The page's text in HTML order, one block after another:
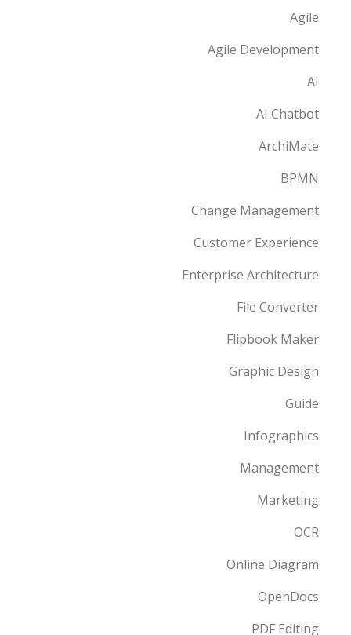
Agile
Agile Development
AI
AI Chatbot
ArchiMate
BPMN
Change Management
Customer Experience
Enterprise Architecture
File Converter
Flipbook Maker
Graphic Design
Guide
Infographics
Management
Marketing
OCR
Online Diagram
OpenDocs
PDF Editing